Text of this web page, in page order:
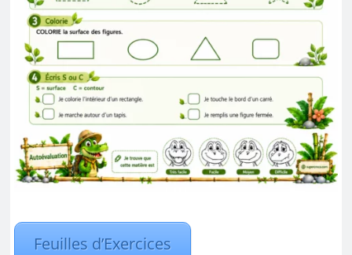
Feuilles d’Exercices